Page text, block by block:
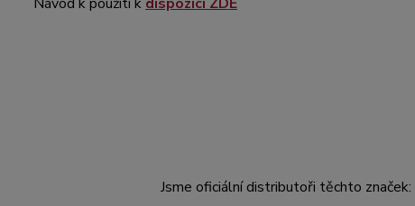
Jsme oficiální distributoři těchto značek: